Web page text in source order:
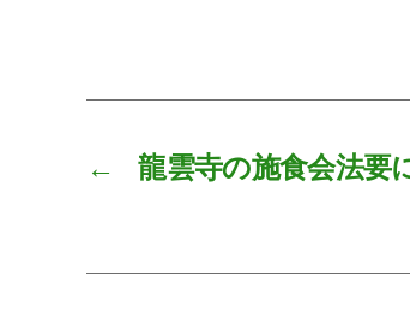
← 龍雲寺の施食会法要